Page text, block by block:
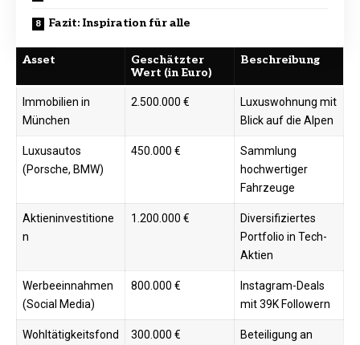
Fazit: Inspiration für alle
Asset
Geschätzter
Wert (in Euro)
Beschreibung
Immobilien in
München
2.500.000 €
Luxuswohnung mit
Blick auf die Alpen ​
Luxusautos
(Porsche, BMW)
450.000 €
Sammlung
hochwertiger
Fahrzeuge ​
Aktieninvestitione
n
1.200.000 €
Diversifiziertes
Portfolio in Tech-
Aktien
Werbeeinnahmen
(Social Media)
800.000 €
Instagram-Deals
mit 39K Followern ​
Wohltätigkeitsfond
300.000 €
Beteiligung an